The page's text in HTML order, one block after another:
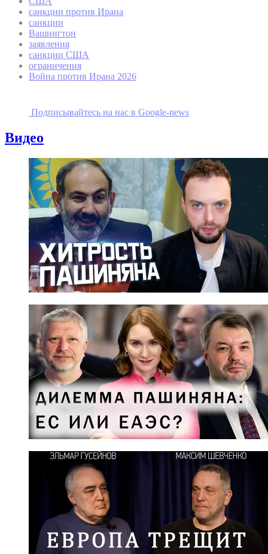
санкции против Ирана
санкции
Вашингтон
заявления
санкции США
ограничения
Война против Ирана 2026
Подписывайтесь на наc в Google-news
Видео